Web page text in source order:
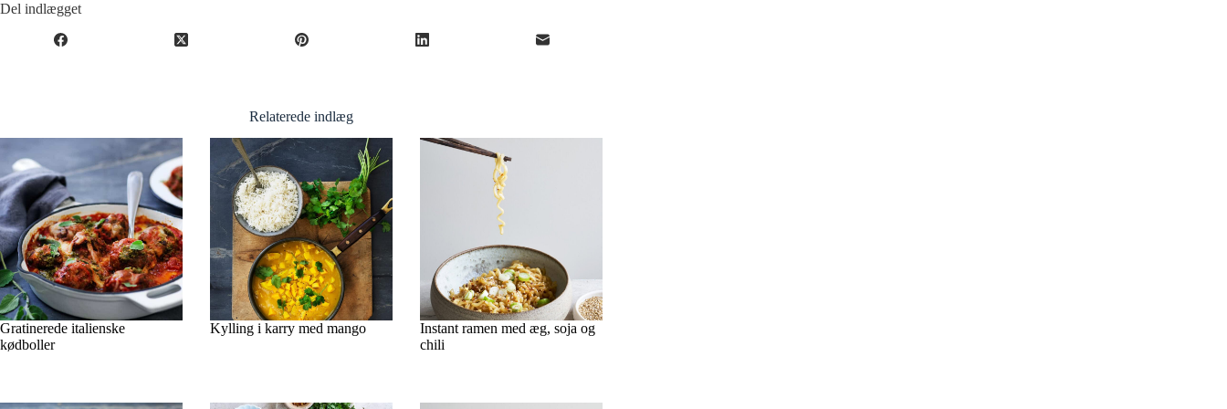
Del indlægget
Relaterede indlæg
Gratinerede italienske
kødboller
Kylling i karry med mango
Instant ramen med æg, soja og
chili